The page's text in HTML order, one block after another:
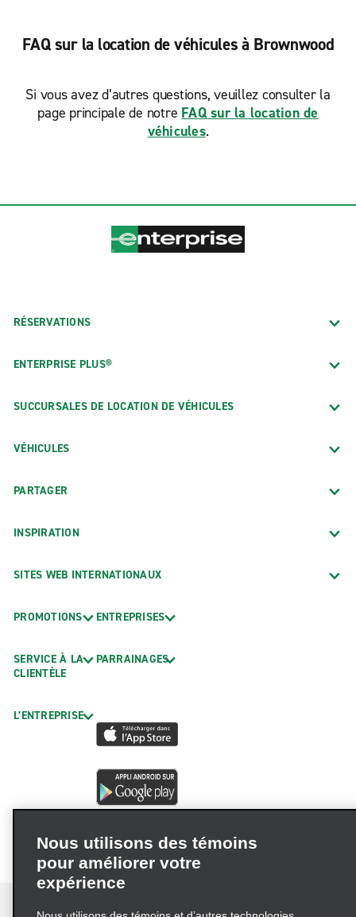
FAQ sur la location de véhicules à Brownwood
Si vous avez d’autres questions, veuillez consulter la
page principale de notre FAQ sur la location de
véhicules.
RÉSERVATIONS
ENTERPRISE PLUS®
SUCCURSALES DE LOCATION DE VÉHICULES
VÉHICULES
PARTAGER
INSPIRATION
SITES WEB INTERNATIONAUX
PROMOTIONS
SERVICE À LA
CLIENTÈLE
L’ENTREPRISE
ENTREPRISES
PARRAINAGES
Nous utilisons des témoins
pour améliorer votre
expérience